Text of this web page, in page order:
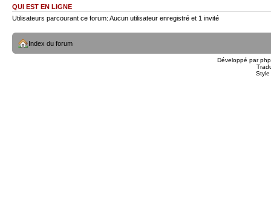
QUI EST EN LIGNE
Utilisateurs parcourant ce forum: Aucun utilisateur enregistré et 1 invité
Index du forum
Développé par
Style